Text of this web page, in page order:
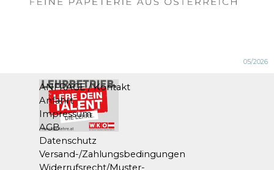
05/2026
ANFRAGE / Kontakt
Anfahrt
Impressum
AGB
Datenschutz
Versand-/Zahlungsbedingungen
Widerrufsrecht/Muster-